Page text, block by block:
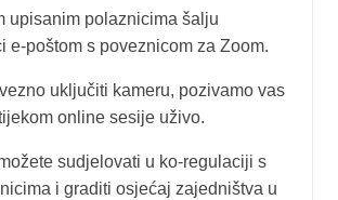
upisanim polaznicima šalju
e-poštom s poveznicom za Zoom.
uključiti kameru, pozivamo vas
online sesije uživo.
sudjelovati u ko-regulaciji s
i graditi osjećaj zajedništva u